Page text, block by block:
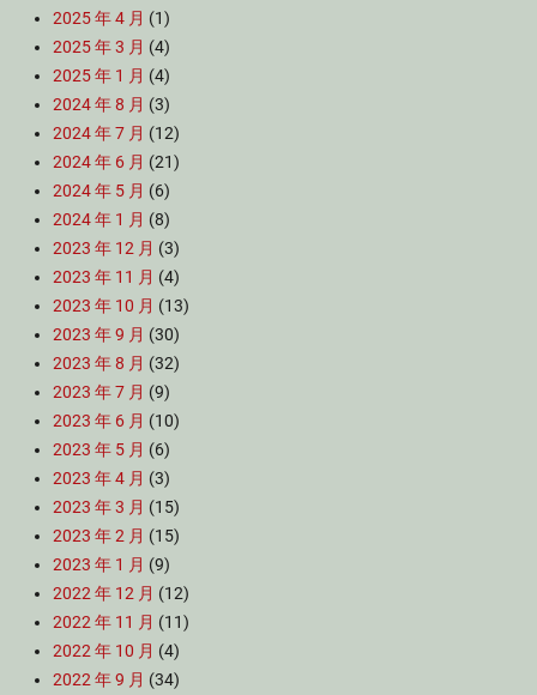
2025 年 4 月 (1)
2025 年 3 月 (4)
2025 年 1 月 (4)
2024 年 8 月 (3)
2024 年 7 月 (12)
2024 年 6 月 (21)
2024 年 5 月 (6)
2024 年 1 月 (8)
2023 年 12 月 (3)
2023 年 11 月 (4)
2023 年 10 月 (13)
2023 年 9 月 (30)
2023 年 8 月 (32)
2023 年 7 月 (9)
2023 年 6 月 (10)
2023 年 5 月 (6)
2023 年 4 月 (3)
2023 年 3 月 (15)
2023 年 2 月 (15)
2023 年 1 月 (9)
2022 年 12 月 (12)
2022 年 11 月 (11)
2022 年 10 月 (4)
2022 年 9 月 (34)